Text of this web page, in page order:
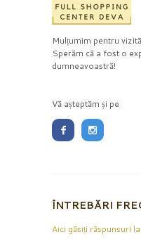
Mulțumim pentru
Sperăm că a fost o
dumneavoastră!
Vă așteptăm și pe
ÎNTREBĂRI
Aici găsiți răspunsuri